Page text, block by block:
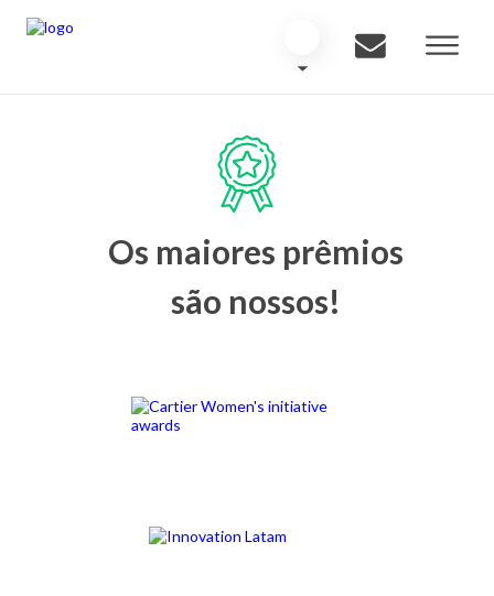
Os maiores prêmios
são nossos!